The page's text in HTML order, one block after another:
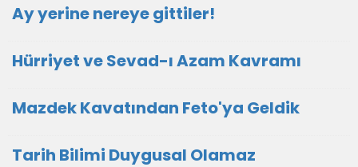
Ay yerine nereye gittiler!
Hürriyet ve Sevad-ı Azam Kavramı
Mazdek Kavatından Feto'ya Geldik
Tarih Bilimi Duygusal Olamaz